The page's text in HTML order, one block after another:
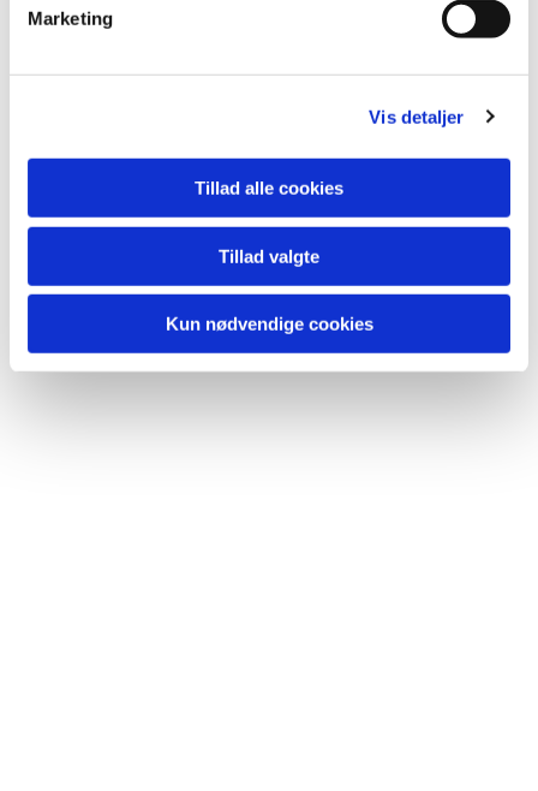
Marketing
Vis detaljer
Tillad alle cookies
Tillad valgte
Kun nødvendige cookies
Du vil måske også kunne lide...